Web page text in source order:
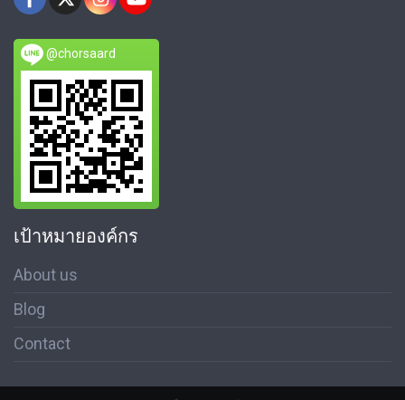
@chorsaard
เป้าหมายองค์กร
About us
Blog
Contact